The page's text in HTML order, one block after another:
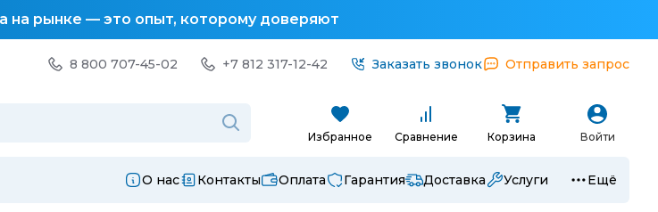
на рынке — это опыт, которому доверяют
8 800 707-45-02 +7 812 317-12-42 Заказать звонок Отправить запрос
Избранное Сравнение Корзина Войти
О нас Контакты Оплата Гарантия Доставка Услуги Ещё